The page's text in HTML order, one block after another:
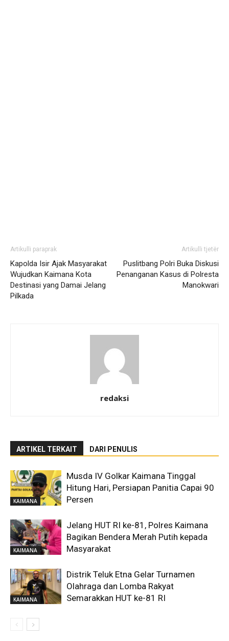
Artikulli paraprak
Kapolda Isir Ajak Masyarakat
Wujudkan Kaimana Kota
Destinasi yang Damai Jelang
Pilkada
Artikulli tjetër
Puslitbang Polri Buka Diskusi
Penanganan Kasus di Polresta
Manokwari
redaksi
ARTIKEL TERKAIT DARI PENULIS
KAIMANA
Musda IV Golkar Kaimana Tinggal
Hitung Hari, Persiapan Panitia Capai 90
Persen
KAIMANA
Jelang HUT RI ke-81, Polres Kaimana
Bagikan Bendera Merah Putih kepada
Masyarakat
KAIMANA
Distrik Teluk Etna Gelar Turnamen
Olahraga dan Lomba Rakyat
Semarakkan HUT ke-81 RI